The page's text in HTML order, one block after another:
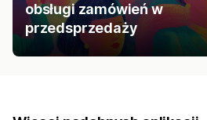
obsługi zamówień w
przedsprzedaży